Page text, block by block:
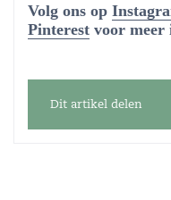
Volg ons op
Pinterest voor meer
Dit artikel delen